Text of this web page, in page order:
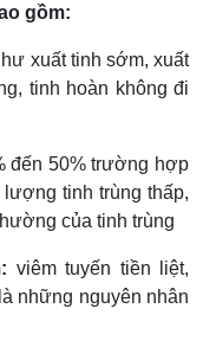
gồm:
xuất tinh sớm, xuất
tinh hoàn không đi
đến 50% trường hợp
tinh trùng thấp,
của tinh trùng
viêm tuyến tiền liệt,
những nguyên nhân